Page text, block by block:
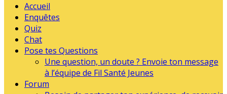
Accueil
Enquêtes
Quiz
Chat
Pose tes Questions
Une question, un doute ? Envoie ton message
à l’équipe de Fil Santé Jeunes
Forum